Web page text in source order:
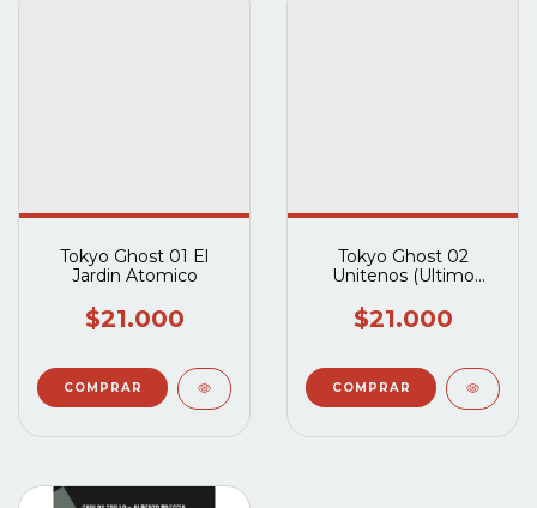
Tokyo Ghost 01 El
Jardin Atomico
$21.000
Tokyo Ghost 02
Unitenos (Ultimo
$21.000